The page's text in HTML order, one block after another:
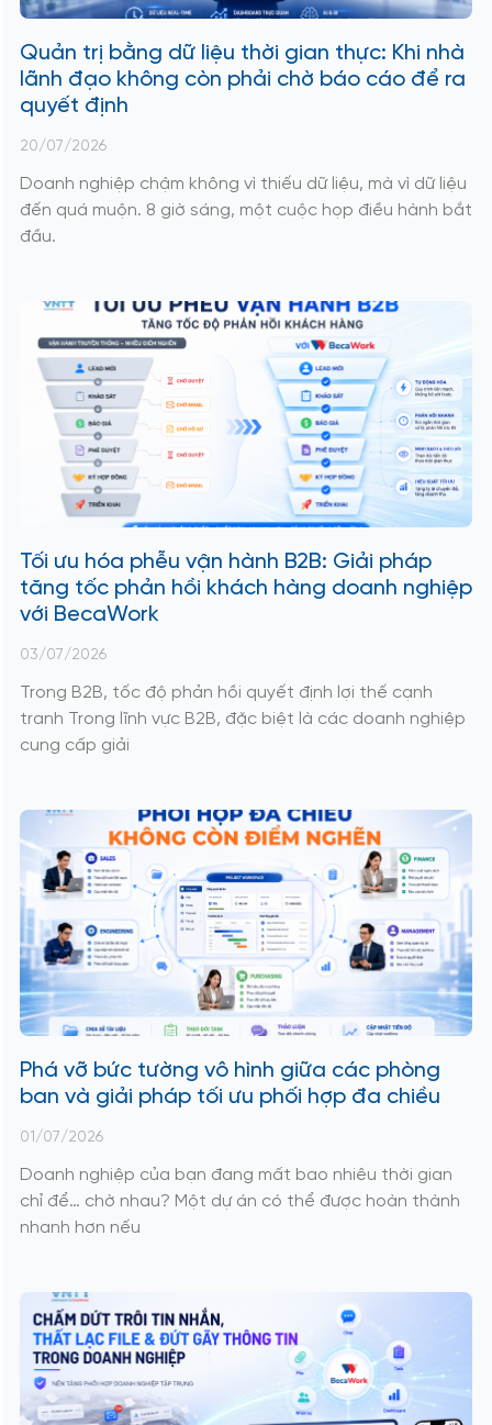
Quản trị bằng dữ liệu thời gian thực: Khi nhà
lãnh đạo không còn phải chờ báo cáo để ra
quyết định
20/07/2026
Doanh nghiệp chậm không vì thiếu dữ liệu, mà vì dữ liệu
đến quá muộn. 8 giờ sáng, một cuộc họp điều hành bắt
đầu.
Tối ưu hóa phễu vận hành B2B: Giải pháp
tăng tốc phản hồi khách hàng doanh nghiệp
với BecaWork
03/07/2026
Trong B2B, tốc độ phản hồi quyết định lợi thế cạnh
tranh Trong lĩnh vực B2B, đặc biệt là các doanh nghiệp
cung cấp giải
Phá vỡ bức tường vô hình giữa các phòng
ban và giải pháp tối ưu phối hợp đa chiều
01/07/2026
Doanh nghiệp của bạn đang mất bao nhiêu thời gian
chỉ để… chờ nhau? Một dự án có thể được hoàn thành
nhanh hơn nếu